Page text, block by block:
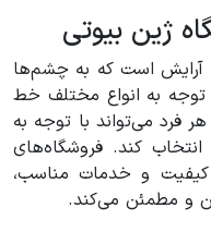
ژین بیوتی
آرایش است که به چشم‌ها
به انواع مختلف خط
می‌تواند با توجه به
انتخاب کند. فروشگاه‌های
کیفیت و خدمات مناسب،
و مطمئن می‌کند.